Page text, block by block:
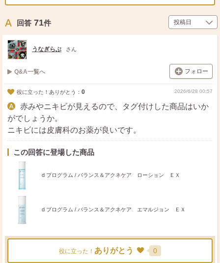
回答 71件
うなぎらぶ さん
Q&A一覧へ フォロー
役に立った！ありがとう： 0 2026/6/28 00:57
赤みやニキビが見えるので、タグ付けした商品はいか
がでしょうか。
ニキビには皮膚科のお薬が良いです。
この回答に登場した商品
d プログラム / バランス＆アクネケア ローション ＥＸ
d プログラム / バランス＆アクネケア エマルジョン ＥＸ
役に立った！ ありがとう 0